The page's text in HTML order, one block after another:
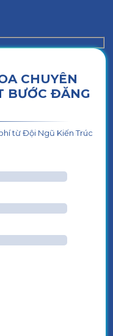
CHUYÊN
BƯỚC ĐĂNG
từ Đội Ngũ Kiến Trúc